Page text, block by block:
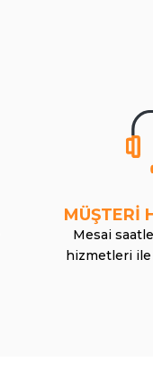
MÜŞTERİ
Mesai
hizmetleri ile